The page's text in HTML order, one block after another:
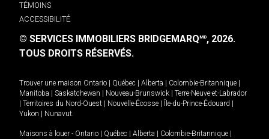
TÉMOINS
ACCESSIBILITÉ
© SERVICES IMMOBILIERS BRIDGEMARQMD, 2026.
TOUS DROITS RÉSERVÉS.
Trouver une maison Ontario Québec Alberta Colombie-Britannique
Manitoba
Saskatchewan Nouveau-Brunswick
Terre-Neuve-et-Labrador
Territoires du Nord-Ouest Nouvelle-Écosse Île-du-Prince-Édouard
Yukon
Nunavut.
Maisons à louer - Ontario Québec Alberta Colombie-Britannique